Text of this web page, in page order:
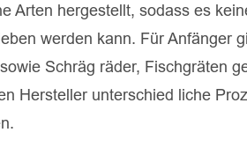
Arten hergestellt, sodass es
werden kann. Für Anfänger
Schräg räder, Fischgräten
Hersteller unterschied liche